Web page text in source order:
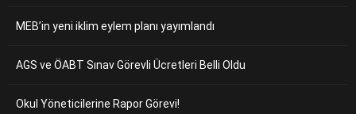
MEB’in yeni iklim eylem planı yayımlandı
AGS ve ÖABT Sınav Görevli Ücretleri Belli Oldu
Okul Yöneticilerine Rapor Görevi!